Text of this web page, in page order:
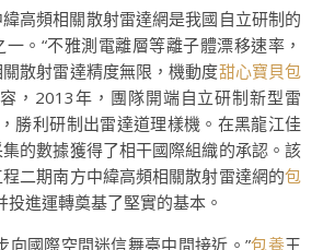
高頻相關散射雷達網是我國自立研制的
。“不雅測電離層等離子體漂移速率，
散射雷達精度無限，機動度甜心寶貝包
，2013年，團隊開端自立研制新型雷
勝利研制出雷達道理樣機。在黑龍江佳
的數據獲得了相干國際組織的承認。該
二期南方中緯高頻相關散射雷達網的包
投進運轉奠基了堅實的基本。
向國際空間迷信舞臺中間接近。”包養王